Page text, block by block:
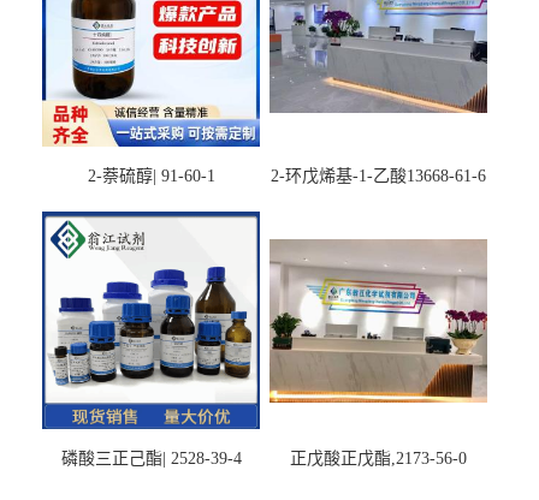
2-萘硫醇| 91-60-1 2-环戊烯基-1-乙酸13668-61-6
磷酸三正己酯| 2528-39-4 正戊酸正戊酯,2173-56-0